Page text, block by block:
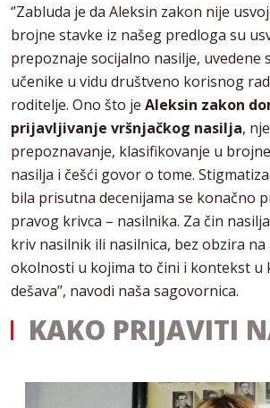
‘’Zabluda je da Aleksin zakon nije
brojne stavke iz našeg predloga su
prepoznaje socijalno nasilje, uvedene
učenike u vidu društveno korisnog
roditelje. Ono što je Aleksin zakon
prijavljivanje vršnjačkog nasilja,
prepoznavanje, klasifikovanje u
nasilja i češći govor o tome.
bila prisutna decenijama se konačno
pravog krivca – nasilnika. Za čin
kriv nasilnik ili nasilnica, bez obzira
okolnosti u kojima to čini i kontekst u
dešava’’, navodi naša sagovornica.
KAKO PRIJAVITI